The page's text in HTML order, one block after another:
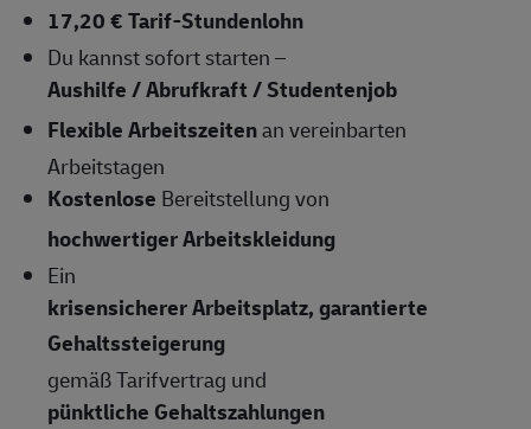
17,20 € Tarif-Stundenlohn
Du kannst sofort starten –
Aushilfe / Abrufkraft / Studentenjob
Flexible Arbeitszeitenan vereinbarten
Arbeitstagen
Kostenlose Bereitstellung von
hochwertiger Arbeitskleidung
Ein
krisensicherer Arbeitsplatz, garantierte
Gehaltssteigerung
gemäß Tarifvertrag und
pünktliche Gehaltszahlungen